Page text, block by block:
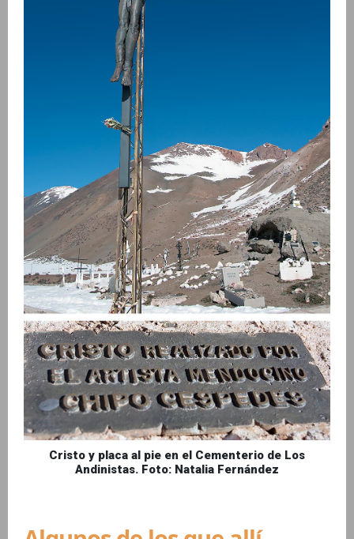
Cristo y placa al pie en el Cementerio de Los
Andinistas. Foto: Natalia Fernández